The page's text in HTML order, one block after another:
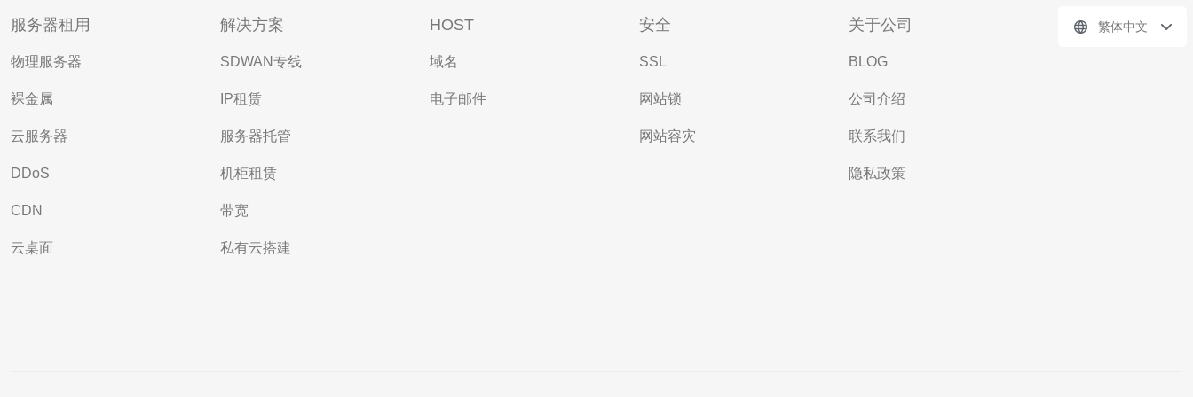
服务器租用
物理服务器
裸金属
云服务器
DDoS
CDN
云桌面
解决方案
SDWAN专线
IP租赁
服务器托管
机柜租赁
带宽
私有云搭建
HOST
域名
电子邮件
安全
SSL
网站锁
网站容灾
关于公司
BLOG
公司介绍
联系我们
隐私政策
繁体中文